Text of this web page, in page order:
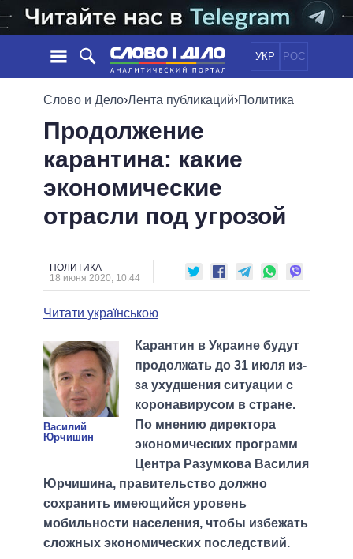
УКР РОС
НОВОСТИ
ЛЕНТА
СОБЫТИЯ
СТАТЬИ
ОБЗОРЫ
ДАЙДЖЕСТЫ
ПОЛИТИКА
ЭКОНОМИКА
ОБЩЕСТВО
ОБЕЩАНИЯ
ПОЛИТИКИ
ПРЕЗИДЕНТ И ОФИС
ВЕРХОВНАЯ РАДА
КАБИНЕТ МИНИСТРОВ
МЭРЫ
ВСЕ ПЕРСОНЫ
ПОДДЕРЖАТЬ
СРАВНЕНИЕ ПОЛИТИКОВ
Слово и Дело›Лента публикаций›Политика
Продолжение
карантина: какие
экономические
отрасли под угрозой
ПОЛИТИКА
18 июня 2020, 10:44
Читати українською
Василий
Юрчишин
Карантин в Украине будут
продолжать до 31 июля из-
за ухудшения ситуации с
коронавирусом в стране.
По мнению директора
экономических программ
Центра Разумкова Василия
Юрчишина, правительство должно
сохранить имеющийся уровень
мобильности населения, чтобы избежать
сложных экономических последствий.